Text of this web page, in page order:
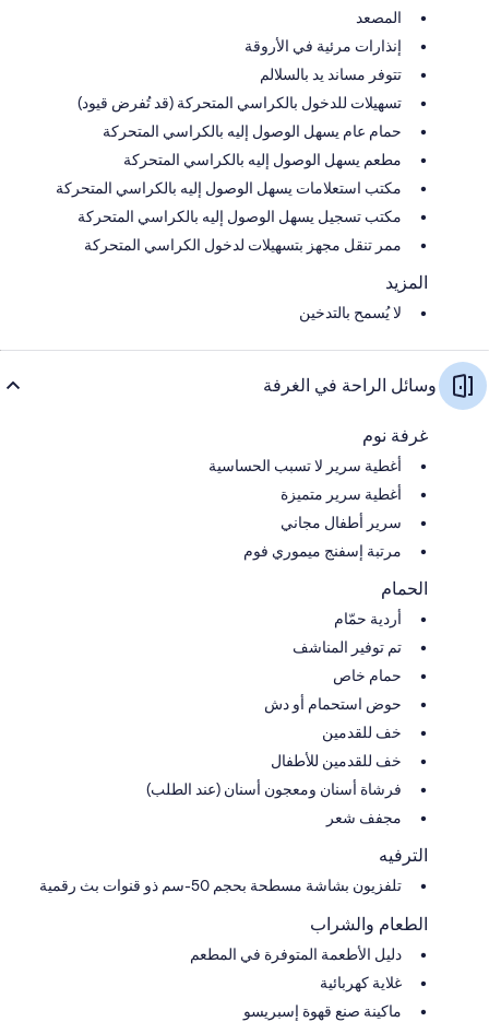
المصعد
إنذارات مرئية في الأروقة
تتوفر مساند يد بالسلالم
تسهيلات للدخول بالكراسي المتحركة (قد تُفرض قيود)
حمام عام يسهل الوصول إليه بالكراسي المتحركة
مطعم يسهل الوصول إليه بالكراسي المتحركة
مكتب استعلامات يسهل الوصول إليه بالكراسي المتحركة
مكتب تسجيل يسهل الوصول إليه بالكراسي المتحركة
ممر تنقل مجهز بتسهيلات لدخول الكراسي المتحركة
المزيد
لا يُسمح بالتدخين
وسائل الراحة في الغرفة
غرفة نوم
أغطية سرير لا تسبب الحساسية
أغطية سرير متميزة
سرير أطفال مجاني
مرتبة إسفنج ميموري فوم
الحمام
أردية حمّام
تم توفير المناشف
حمام خاص
حوض استحمام أو دش
خف للقدمين
خف للقدمين للأطفال
فرشاة أسنان ومعجون أسنان (عند الطلب)
مجفف شعر
الترفيه
تلفزيون بشاشة مسطحة بحجم 50-سم ذو قنوات بث رقمية
الطعام والشراب
دليل الأطعمة المتوفرة في المطعم
غلاية كهربائية
ماكينة صنع قهوة إسبريسو